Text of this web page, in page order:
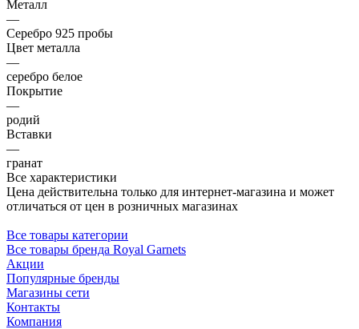
Металл
—
Серебро 925 пробы
Цвет металла
—
серебро белое
Покрытие
—
родий
Вставки
—
гранат
Все характеристики
Цена действительна только для интернет-магазина и может
отличаться от цен в розничных магазинах
Все товары категории
Все товары бренда Royal Garnets
Акции
Популярные бренды
Магазины сети
Контакты
Компания